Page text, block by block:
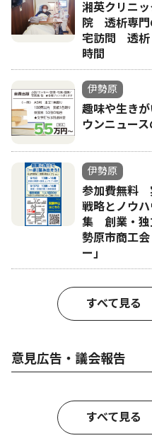
湘英クリニ
院 透析専門
宅訪問 透析
時間
伊勢原
趣味や生き
ウンニュー
伊勢原
参加費無料
戦略とノウ
集 創業・
勢原市商工
ー｣
すべて見る
意見広告・議会報告
すべて見る